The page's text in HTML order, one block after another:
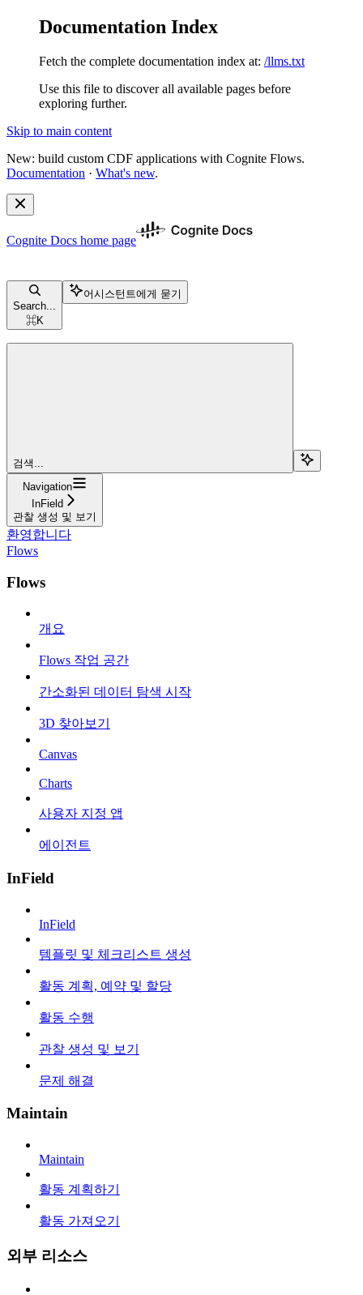
Documentation Index
Fetch the complete documentation index at: /llms.txt
Use this file to discover all available pages before
exploring further.
Skip to main content
New: build custom CDF applications with Cognite Flows.
Documentation · What's new.
Cognite Docs home page
Search...
⌘K
어시스턴트에게 묻기
검색...
Navigation
InField
관찰 생성 및 보기
환영합니다
Flows
Flows
개요
Flows 작업 공간
간소화된 데이터 탐색 시작
3D 찾아보기
Canvas
Charts
사용자 지정 앱
에이전트
InField
InField
템플릿 및 체크리스트 생성
활동 계획, 예약 및 할당
활동 수행
관찰 생성 및 보기
문제 해결
Maintain
Maintain
활동 계획하기
활동 가져오기
외부 리소스